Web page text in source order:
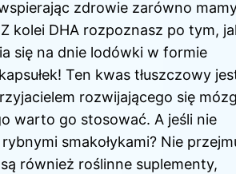
zdrowie zarówno
kolei DHA rozpoznasz po tym,
się na dnie lodówki w formie
Ten kwas tłuszczowy
rozwijającego się
warto go stosować. A jeśli nie
smakołykami? Nie
również roślinne suplementy,